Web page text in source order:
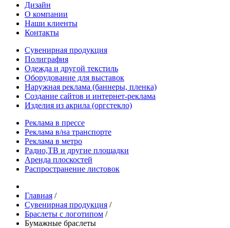
Дизайн
О компании
Наши клиенты
Контакты
Сувенирная продукция
Полиграфия
Одежда и другой текстиль
Оборудование для выставок
Наружная реклама (баннеры, пленка)
Создание сайтов и интернет-реклама
Изделия из акрила (оргстекло)
Реклама в прессе
Реклама в/на транспорте
Реклама в метро
Радио,ТВ и другие площадки
Аренда плоскостей
Распространение листовок
Главная /
Сувенирная продукция /
Браслеты с логотипом /
Бумажные браслеты